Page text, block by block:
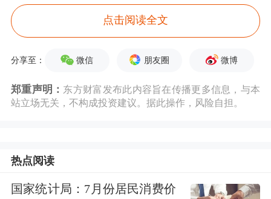
大家好，关注一下巴菲特一则重大收购
消息。
10月2日晚间消息，沃伦·巴菲特旗下的
伯克希尔哈撒韦宣布，已与西方石油达
这笔交易是伯克希尔自2022年以116亿
点击阅读全文
分享至： 微信 朋友圈 微博
郑重声明： 东方财富发布此内容旨在传播更多信息，与本
站立场无关，不构成投资建议。据此操作，风险自担。
热点阅读
国家统计局：7月份居民消费价